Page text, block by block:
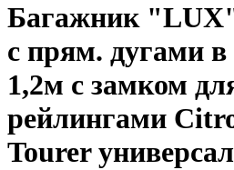
Багажник
с прям. дугами в
1,2м с замком
рейлингами
Tourer